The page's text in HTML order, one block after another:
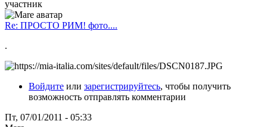
участник
Re: ПРОСТО РИМ! фото....
.
Войдите или зарегистрируйтесь, чтобы получить
возможность отправлять комментарии
Пт, 07/01/2011 - 05:33